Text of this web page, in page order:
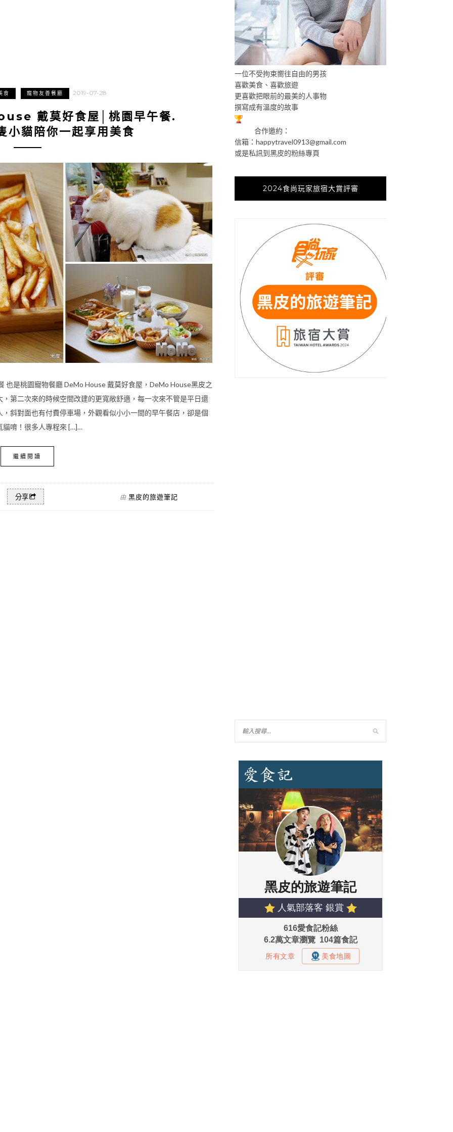
食 寵物友善餐廳 2019-07-28
戴莫好食屋│桃園早午餐.
小貓陪你一起享用美食
也是桃園寵物餐廳 DeMo House 戴莫好食屋，DeMo House黑皮之
第二次來的時候空間改建的更寬敞舒適，每一次來不管是平日還
斜對面也有付費停車場，外觀看似小小一間的早午餐店，卻是個
貓唷！很多人專程來 […]…
繼續閱讀
分享 由 黑皮的旅遊筆記
一位不受拘束嚮往自由的男孩
喜歡美食、喜歡旅遊
更喜歡把眼前的最美的人事物
撰寫成有溫度的故事
合作邀約：
信箱： happytravel0913@gmail.com
或是私訊到黑皮的粉絲專頁
2024食尚玩家旅宿大賞評審